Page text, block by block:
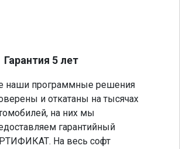
Гарантия 5 лет
наши программные решения
и откатаны на тысячах
на них мы
гарантийный
На весь софт